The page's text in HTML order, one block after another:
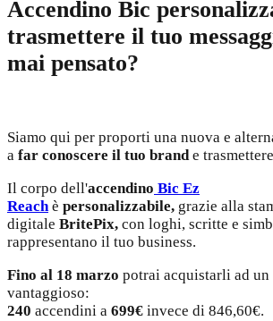
Accendino Bic
trasmettere il tuo
mai pensato?
Siamo qui per proporti una nuova e
a far conoscere il tuo brande
Il corpo dell'accendino Bic Ez
Reachè personalizzabile, grazie alla
digitale BritePix, con loghi, scritte e
rappresentano il tuo business.
Fino al 18 marzo potrai acquistarli ad un
vantaggioso:
240 accendini a 699€ invece di 846,60€.